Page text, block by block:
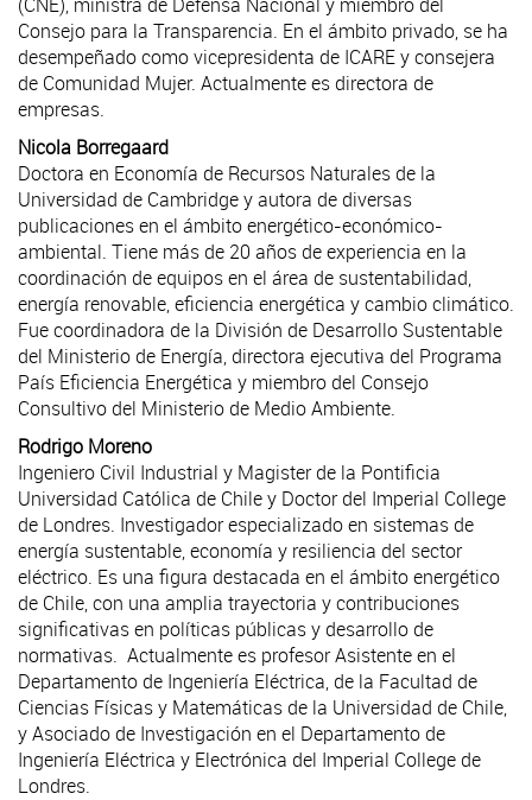
Consejo para la Transparencia. En el ámbito privado, se ha
desempeñado como vicepresidenta de ICARE y consejera
de Comunidad Mujer. Actualmente es directora de
empresas.
Nicola Borregaard
Doctora en Economía de Recursos Naturales de la
Universidad de Cambridge y autora de diversas
publicaciones en el ámbito energético-económico-
ambiental. Tiene más de 20 años de experiencia en la
coordinación de equipos en el área de sustentabilidad,
energía renovable, eficiencia energética y cambio climático.
Fue coordinadora de la División de Desarrollo Sustentable
del Ministerio de Energía, directora ejecutiva del Programa
País Eficiencia Energética y miembro del Consejo
Consultivo del Ministerio de Medio Ambiente.
Rodrigo Moreno
Ingeniero Civil Industrial y Magister de la Pontificia
Universidad Católica de Chile y Doctor del Imperial College
de Londres. Investigador especializado en sistemas de
energía sustentable, economía y resiliencia del sector
eléctrico. Es una figura destacada en el ámbito energético
de Chile, con una amplia trayectoria y contribuciones
significativas en políticas públicas y desarrollo de
normativas. Actualmente es profesor Asistente en el
Departamento de Ingeniería Eléctrica, de la Facultad de
Ciencias Físicas y Matemáticas de la Universidad de Chile,
y Asociado de Investigación en el Departamento de
Ingeniería Eléctrica y Electrónica del Imperial College de
Londres.